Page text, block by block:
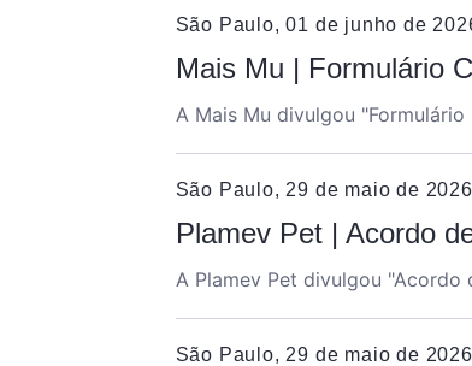
São Paulo, 01 de junho de
Mais Mu | Formulário
A Mais Mu divulgou "Formulário
São Paulo, 29 de maio de 2026
Plamev Pet | Acordo
A Plamev Pet divulgou "Acordo
São Paulo, 29 de maio de 2026